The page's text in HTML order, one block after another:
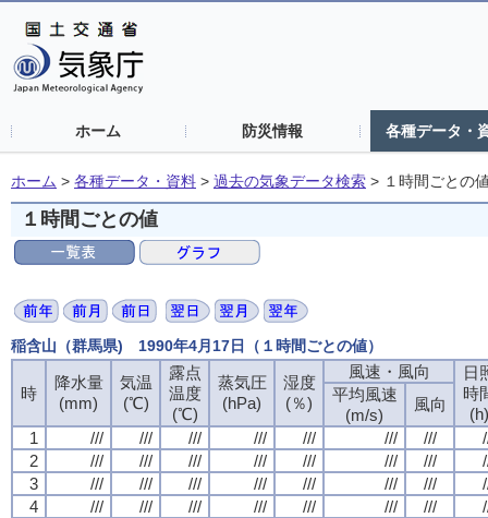
ホーム 防災情報 各種データ・
ホーム > 各種データ・資料 > 過去の気象データ検索 > １時間ごとの
１時間ごとの値
稲含山（群馬県) 1990年4月17日（１時間ごとの値）
時
降水量
(mm)
気温
(℃)
露点
温度
(℃)
蒸気圧
(hPa)
湿度
(％)
風速・風向
日
時
(h)
平均風速
(m/s)
風向
1
/// /// /// /// /// /// ///
2
/// /// /// /// /// /// ///
3
/// /// /// /// /// /// ///
4
/// /// /// /// /// /// ///